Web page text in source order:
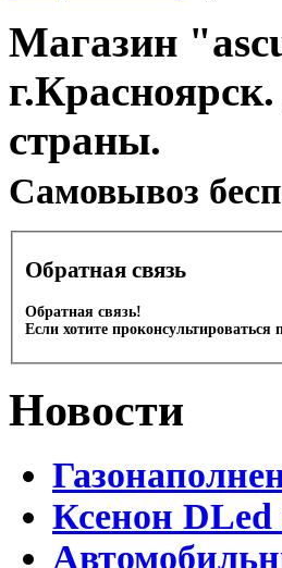
Магазин
страны.
Cамовывоз
Обратная связь
Обратная связь!
Если хотите
Новости
Ксенон DLed